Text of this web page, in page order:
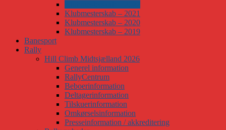
Klubmesterskab – 2021
Klubmesterskab – 2020
Klubmesterskab – 2019
Banesport
Rally
Hill Climb Midtsjælland 2026
Generel information
RallyCentrum
Beboerinformation
Deltagerinformation
Tilskuerinformation
Omkørselsinformation
Presseinformation / akkreditering